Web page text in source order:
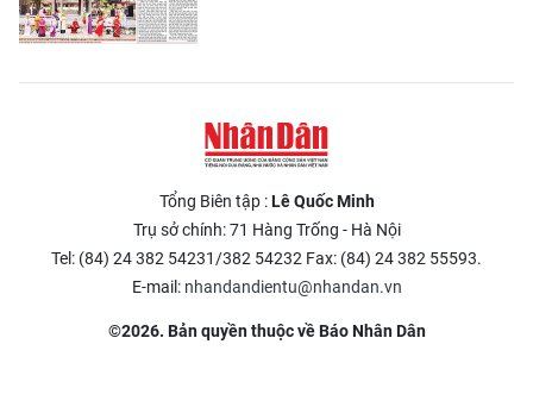
Tổng Biên tập :Lê Quốc Minh
Trụ sở chính: 71 Hàng Trống - Hà Nội
Tel: (84) 24 382 54231/382 54232 Fax: (84) 24 382 55593.
E-mail: nhandandientu@nhandan.vn
©2026. Bản quyền thuộc về Báo Nhân Dân